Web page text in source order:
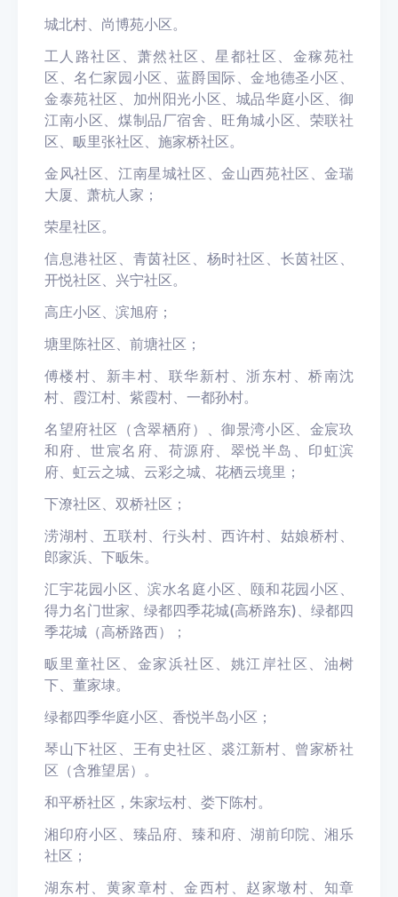
城北村、尚博苑小区。
工人路社区、萧然社区、星都社区、金稼苑社
区、名仁家园小区、蓝爵国际、金地德圣小区、
金泰苑社区、加州阳光小区、城品华庭小区、御
江南小区、煤制品厂宿舍、旺角城小区、荣联社
区、畈里张社区、施家桥社区。
金风社区、江南星城社区、金山西苑社区、金瑞
大厦、萧杭人家；
荣星社区。
信息港社区、青茵社区、杨时社区、长茵社区、
开悦社区、兴宁社区。
高庄小区、滨旭府；
塘里陈社区、前塘社区；
傅楼村、新丰村、联华新村、浙东村、桥南沈
村、霞江村、紫霞村、一都孙村。
名望府社区（含翠栖府）、御景湾小区、金宸玖
和府、世宸名府、荷源府、翠悦半岛、印虹滨
府、虹云之城、云彩之城、花栖云境里；
下潦社区、双桥社区；
涝湖村、五联村、行头村、西许村、姑娘桥村、
郎家浜、下畈朱。
汇宇花园小区、滨水名庭小区、颐和花园小区、
得力名门世家、绿都四季花城(高桥路东)、绿都四
季花城（高桥路西）；
畈里童社区、金家浜社区、姚江岸社区、油树
下、董家埭。
绿都四季华庭小区、香悦半岛小区；
琴山下社区、王有史社区、裘江新村、曾家桥社
区（含雅望居）。
和平桥社区，朱家坛村、娄下陈村。
湘印府小区、臻品府、臻和府、湖前印院、湘乐
社区；
湖东村、黄家章村、金西村、赵家墩村、知章